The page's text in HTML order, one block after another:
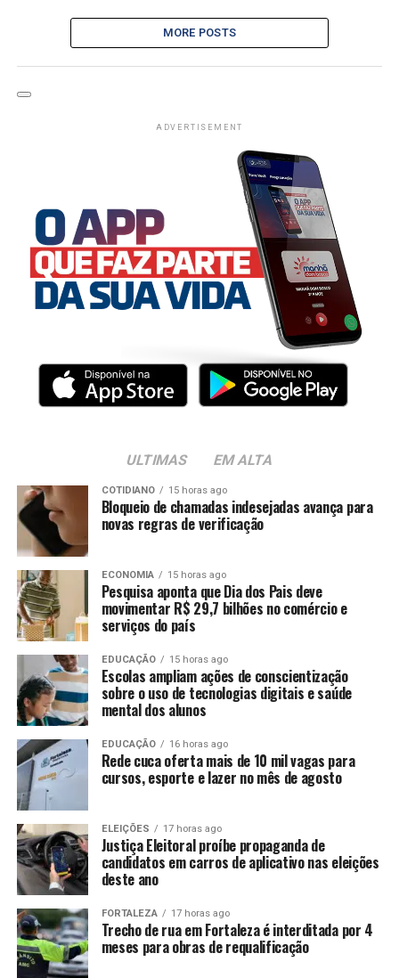
MORE POSTS
ADVERTISEMENT
ULTIMAS EM ALTA
COTIDIANO 15 horas ago
Bloqueio de chamadas indesejadas avança para
novas regras de verificação
ECONOMIA 15 horas ago
Pesquisa aponta que Dia dos Pais deve
movimentar R$ 29,7 bilhões no comércio e
serviços do país
EDUCAÇÃO 15 horas ago
Escolas ampliam ações de conscientização
sobre o uso de tecnologias digitais e saúde
mental dos alunos
EDUCAÇÃO 16 horas ago
Rede cuca oferta mais de 10 mil vagas para
cursos, esporte e lazer no mês de agosto
ELEIÇÕES 17 horas ago
Justiça Eleitoral proíbe propaganda de
candidatos em carros de aplicativo nas eleições
deste ano
FORTALEZA 17 horas ago
Trecho de rua em Fortaleza é interditada por 4
meses para obras de requalificação